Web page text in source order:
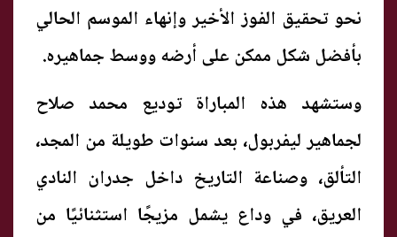
نحو تحقيق الفوز الأخير وإنهاء الموسم الحالي
بأفضل شكل ممكن على أرضه ووسط جماهيره.
وستشهد هذه المباراة توديع محمد صلاح
لجماهير ليفربول، بعد سنوات طويلة من المجد،
التألق، وصناعة التاريخ داخل جدران النادي
العريق، في وداع يشمل مزيجًا استثنائيًا من